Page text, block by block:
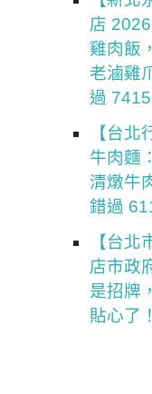
店
雞肉飯
老滷雞
過 7415
【台
牛肉麵
清燉牛
錯過
【台
店市政
是招牌
貼心了